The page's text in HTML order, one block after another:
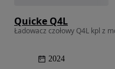
Quicke Q4L
2024